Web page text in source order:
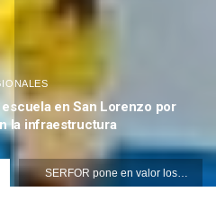
en San Lorenzo por
la infraestructura
SERFOR pone en valor los
conocimientos ancestrales del